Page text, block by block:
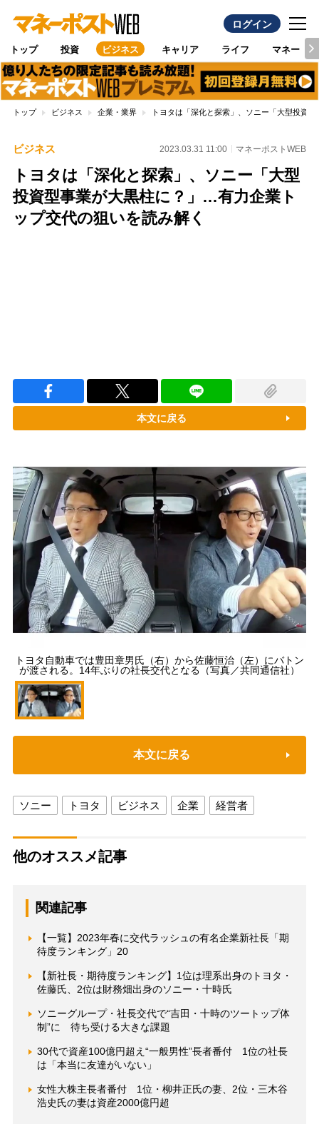
ログイン
トップ 投資 ビジネス キャリア ライフ マネー
トップ ビジネス 企業・業界 トヨタは「深化と探索」、ソニー「大型投資
ビジネス 2023.03.31 11:00 マネーポストWEB
トヨタは「深化と探索」、ソニー「大型
投資型事業が大黒柱に？」…有力企業ト
ップ交代の狙いを読み解く
本文に戻る
トヨタ自動車では豊田章男氏（右）から佐藤恒治（左）にバトン
が渡される。14年ぶりの社長交代となる（写真／共同通信社）
本文に戻る
ソニー トヨタ ビジネス 企業 経営者
他のオススメ記事
関連記事
【一覧】2023年春に交代ラッシュの有名企業新社長「期
待度ランキング」20
【新社長・期待度ランキング】1位は理系出身のトヨタ・
佐藤氏、2位は財務畑出身のソニー・十時氏
ソニーグループ・社長交代で“吉田・十時のツートップ体
制”に 待ち受ける大きな課題
30代で資産100億円超え“一般男性”長者番付 1位の社長
は「本当に友達がいない」
女性大株主長者番付 1位・柳井正氏の妻、2位・三木谷
浩史氏の妻は資産2000億円超